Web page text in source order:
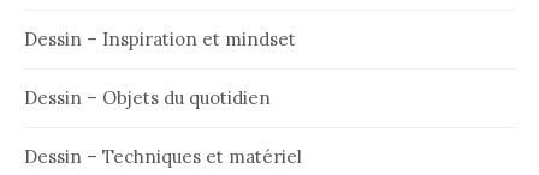
Dessin – Inspiration et mindset
Dessin – Objets du quotidien
Dessin – Techniques et matériel